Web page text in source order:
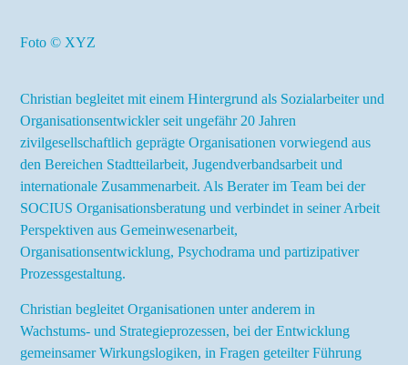
Foto © XYZ
Christian begleitet mit einem Hintergrund als Sozialarbeiter und
Organisationsentwickler seit ungefähr 20 Jahren
zivilgesellschaftlich geprägte Organisationen vorwiegend aus
den Bereichen Stadtteilarbeit, Jugendverbandsarbeit und
internationale Zusammenarbeit. Als Berater im Team bei der
SOCIUS Organisationsberatung und verbindet in seiner Arbeit
Perspektiven aus Gemeinwesenarbeit,
Organisationsentwicklung, Psychodrama und partizipativer
Prozessgestaltung.
Christian begleitet Organisationen unter anderem in
Wachstums- und Strategieprozessen, bei der Entwicklung
gemeinsamer Wirkungslogiken, in Fragen geteilter Führung